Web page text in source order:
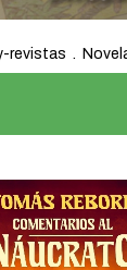
revistas .